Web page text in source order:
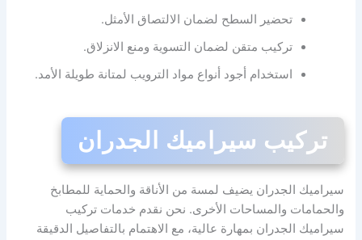
تحضير السطح لضمان الالتصاق الأمثل.
تركيب متقن لضمان التسوية ومنع الانزلاق.
استخدام أجود أنواع مواد الترويب لمتانة طويلة الأمد.
تركيب سيراميك الجدران
سيراميك الجدران يضيف لمسة من الأناقة والحماية للمطابخ
والحمامات والمساحات الأخرى. نحن نقدم خدمات تركيب
سيراميك الجدران بمهارة عالية، مع الاهتمام بالتفاصيل الدقيقة